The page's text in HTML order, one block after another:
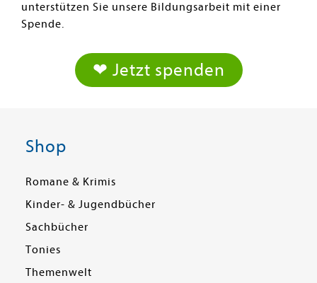
unterstützen Sie unsere Bildungsarbeit mit einer
Spende.
❤ Jetzt spenden
Shop
Romane & Krimis
Kinder- & Jugendbücher
Sachbücher
Tonies
Themenwelt